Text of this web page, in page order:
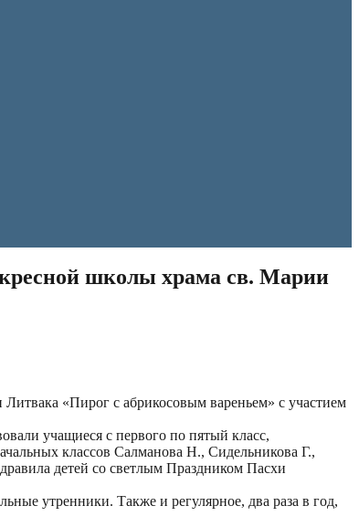
школы храма св. Марии
«Пирог с абрикосовым вареньем» с участием
учащиеся с первого по пятый класс,
классов Салманова Н., Сидельникова Г.,
детей со светлым Праздником Пасхи
утренники. Также и регулярное, два раза в год,